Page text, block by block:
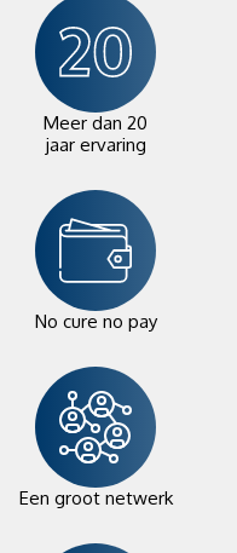
Meer dan 20
jaar ervaring
No cure no pay
Een groot netwerk